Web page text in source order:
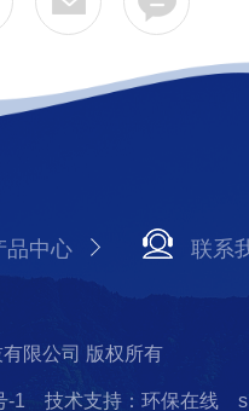
品中心 联系
限公司 版权所有
-1 技术支持：环保在线